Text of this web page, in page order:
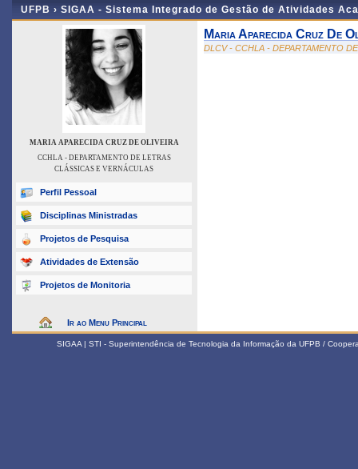
UFPB › SIGAA - Sistema Integrado de Gestão de Atividades
MARIA APARECIDA CRUZ DE OLIVEIRA
CCHLA - DEPARTAMENTO DE LETRAS
CLÁSSICAS E VERNÁCULAS
Perfil Pessoal
Disciplinas Ministradas
Projetos de Pesquisa
Atividades de Extensão
Projetos de Monitoria
Ir ao Menu Principal
Maria Aparecida Cruz De
DLCV - CCHLA - DEPARTAMENTO
SIGAA | STI - Superintendência de Tecnologia da Informação da UFPB /